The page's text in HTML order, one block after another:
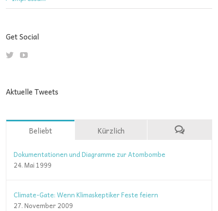
Get Social
Aktuelle Tweets
Beliebt Kürzlich
Dokumentationen und Diagramme zur Atombombe
24. Mai 1999
Climate-Gate: Wenn Klimaskeptiker Feste feiern
27. November 2009